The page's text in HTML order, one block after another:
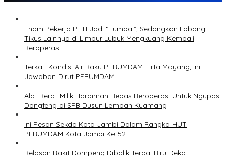
Enam Pekerja PETI Jadi “Tumbal”, Sedangkan Lobang
Tikus Lainnya di Limbur Lubuk Mengkuang Kembali
Beroperasi
Terkait Kondisi Air Baku PERUMDAM Tirta Mayang, Ini
Jawaban Dirut PERUMDAM
Alat Berat Milik Hardiman Bebas Beroperasi Untuk Ngupas
Dongfeng di SPB Dusun Lembah Kuamang
Ini Pesan Sekda Kota Jambi Dalam Rangka HUT
PERUMDAM Kota Jambi Ke-52
Belasan Rakit Dompeng Dibalik Terpal Biru Dekat